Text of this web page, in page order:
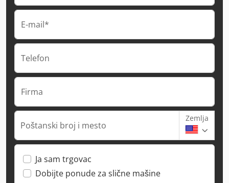
E-mail*
Telefon
Firma
Poštanski broj i mesto
Zemlja
Ja sam trgovac
Dobijte ponude za slične mašine